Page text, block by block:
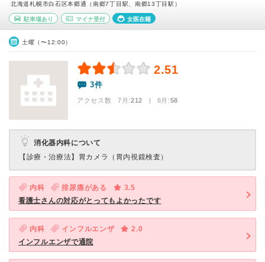
北海道札幌市白石区本郷通（南郷7丁目駅、南郷13丁目駅）
駐車場あり マイナ受付 女医在籍
土曜（〜12:00）
2.51
3件
アクセス数 7月:212 | 6月:58
消化器内科について
【診療・治療法】 胃カメラ（胃内視鏡検査）
内科 排尿痛がある
3.5
看護士さんの対応がとってもよかったです
内科 インフルエンザ
2.0
インフルエンザで通院